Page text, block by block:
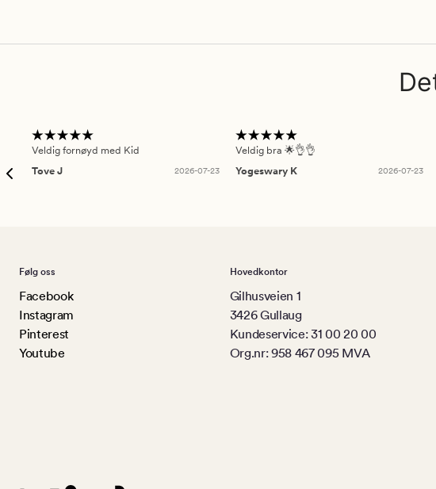
Veldig fornøyd med Kid
Tove J
2026-07-23
Veldig bra 🌟👌👌
Yogeswary K
2026-07-23
Følg oss
Facebook
Instagram
Pinterest
Youtube
Hovedkontor
Gilhusveien 1
3426 Gullaug
Kundeservice: 31 00 20 00
Org.nr: 958 467 095 MVA